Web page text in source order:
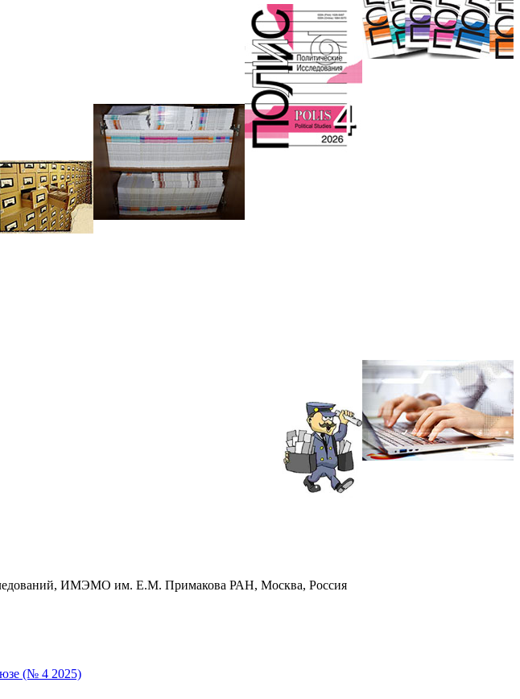
ИМЭМО им. Е.М. Примакова РАН, Москва, Россия
(№ 4 2025)